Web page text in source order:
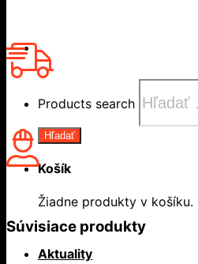
Products search
Hľadať
Košík
Žiadne produkty v košíku.
Aktuality
Súvisiace produkty